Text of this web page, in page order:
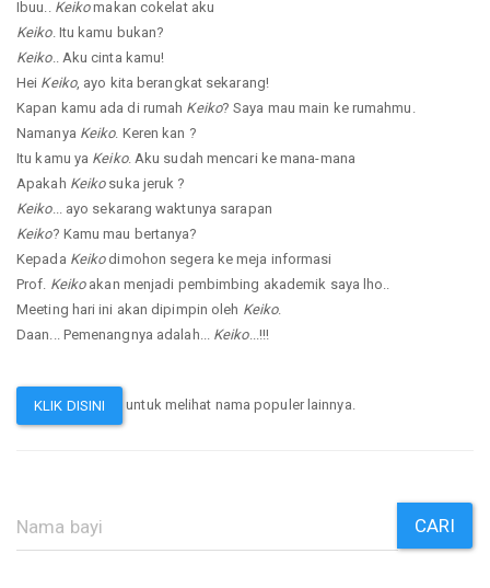
Ibuu.. Keikomakan cokelat aku
Keiko. Itu kamu bukan?
Keiko.. Aku cinta kamu!
Hei Keiko, ayo kita berangkat sekarang!
Kapan kamu ada di rumah Keiko? Saya mau main ke rumahmu.
Namanya Keiko. Keren kan ?
Itu kamu ya Keiko. Aku sudah mencari ke mana-mana
Apakah Keikosuka jeruk ?
Keiko... ayo sekarang waktunya sarapan
Keiko? Kamu mau bertanya?
Kepada Keikodimohon segera ke meja informasi
Prof. Keikoakan menjadi pembimbing akademik saya lho..
Meeting hari ini akan dipimpin oleh Keiko.
Daan... Pemenangnya adalah... Keiko...!!!
KLIK DISINI untuk melihat nama populer lainnya.
CARI